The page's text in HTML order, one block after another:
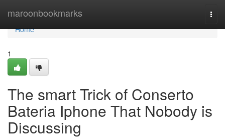
maroonbookmarks
Home
Home
1
The smart Trick of Conserto
Bateria Iphone That Nobody is
Discussing